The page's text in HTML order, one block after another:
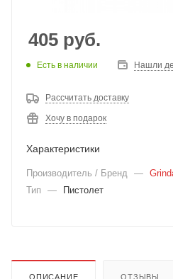
405 руб.
Есть в наличии Нашли
Рассчитать доставку
Хочу в подарок
Характеристики
Производитель / Бренд —
Тип
— Пистолет
ОПИСАНИЕ ОТЗЫВЫ